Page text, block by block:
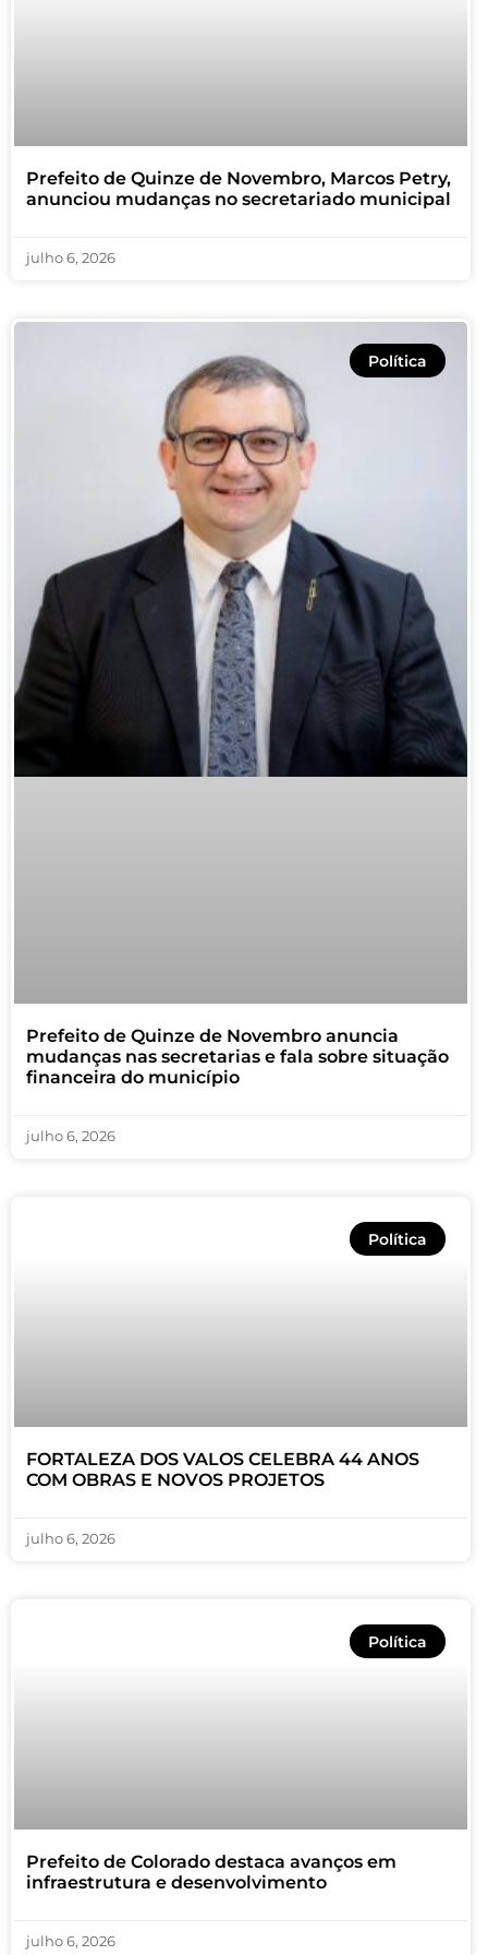
Prefeito de Quinze de Novembro, Marcos Petry,
anunciou mudanças no secretariado municipal
julho 6, 2026
Política
Prefeito de Quinze de Novembro anuncia
mudanças nas secretarias e fala sobre situação
financeira do município
julho 6, 2026
Política
FORTALEZA DOS VALOS CELEBRA 44 ANOS
COM OBRAS E NOVOS PROJETOS
julho 6, 2026
Política
Prefeito de Colorado destaca avanços em
infraestrutura e desenvolvimento
julho 6, 2026